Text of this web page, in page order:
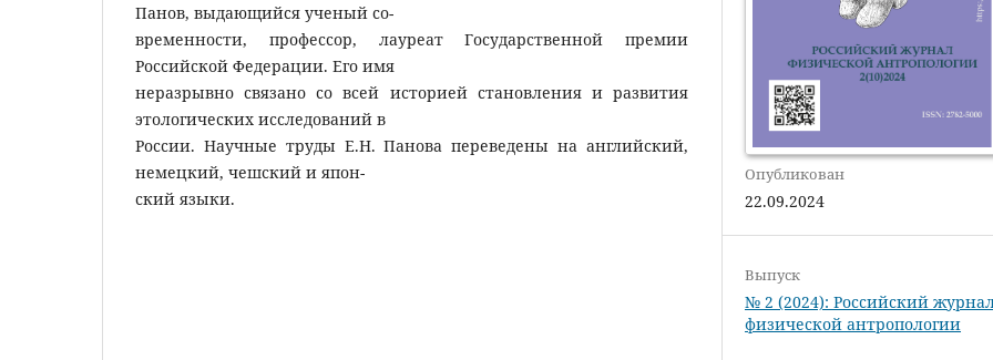
Панов, выдающийся ученый со-
временности, профессор, лауреат Государственной премии
Российской Федерации. Его имя
неразрывно связано со всей историей становления и развития
этологических исследований в
России. Научные труды Е.Н. Панова переведены на английский,
немецкий, чешский и япон-
ский языки.
Опубликован
22.09.2024
Выпуск
№ 2 (2024): Российский
физической антропологии